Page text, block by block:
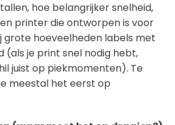
hoe belangrijker snelheid,
printer die ontworpen is voor
grote hoeveelheden labels met
(als je print snel nodig hebt,
juist op piekmomenten). Te
meestal het eerst op